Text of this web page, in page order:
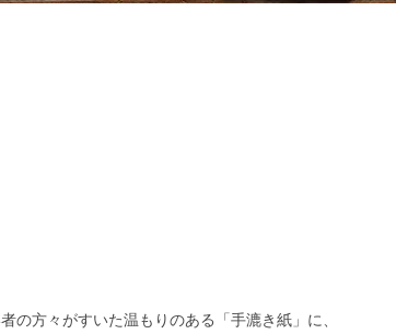
の方々がすいた温もりのある「手漉き紙」に、